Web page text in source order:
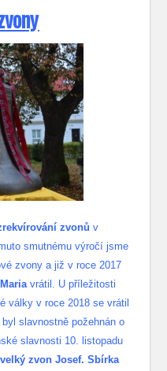
zvonů v
smutnému výročí jsme
zvony a již v roce 2017
vrátil. U příležitosti
války v roce 2018 se vrátil
slavnostně požehnán o
slavnosti 10. listopadu
zvon Josef. Sbírka